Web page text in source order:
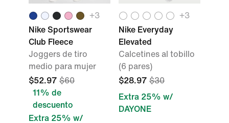
+3
Nike Sportswear
Club Fleece
Joggers de tiro
medio para mujer
$52.97 $60
11% de
descuento
Extra 25% w/
+3
Nike Everyday
Elevated
Calcetines al tobillo
(6 pares)
$28.97 $30
Extra 25% w/
DAYONE